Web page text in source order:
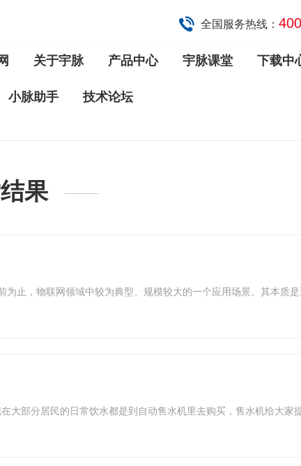
全国服务热线：
关于宇脉 产品中心 宇脉课堂 下载中
小脉助手 技术论坛
果
止，物联网领域中较为典型、规模较大的一个应用场景。其本质
大部分居民的日常饮水都是到自动售水机里去购买，售水机给大家